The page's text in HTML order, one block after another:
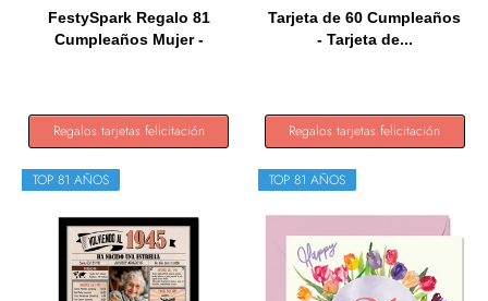
FestySpark Regalo 81
Cumpleaños Mujer -
Regalos tarjetas felicitación
Tarjeta de 60 Cumpleaños
- Tarjeta de...
Regalos tarjetas felicitación
TOP 81 AÑOS TOP 81 AÑOS